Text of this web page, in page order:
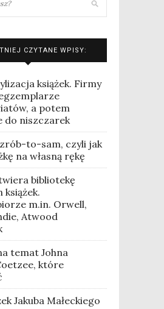
CZYTANE WPISY:
książek. Firmy
a potem
do niszczarek
to-sam, czyli jak
na własną rękę
bibliotekę
książek.
m.in. Orwell,
Atwood
temat Johna
które
Jakuba Małeckiego